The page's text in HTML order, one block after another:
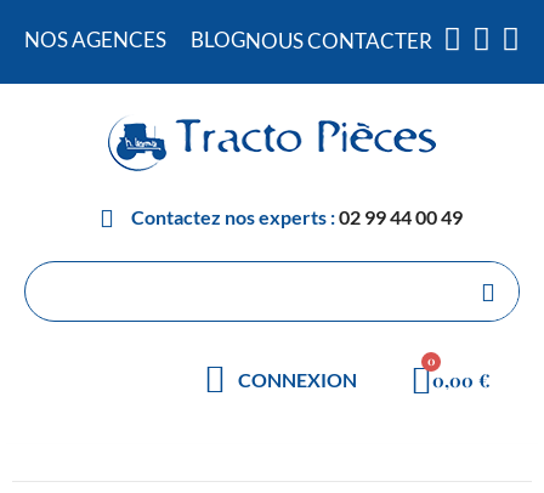
NOS AGENCES BLOGNOUS CONTACTER
Contactez nos experts :02 99 44 00 49
CONNEXION 0,00 €